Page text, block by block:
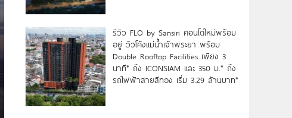
รีวิว FLO by Sansiri คอนโดใหม่พร้อม
อยู่ วิวโค้งแม่น้ำเจ้าพระยา พร้อม
Double Rooftop Facilities เพียง 3
นาที* ถึง ICONSIAM และ 350 ม.* ถึง
รถไฟฟ้าสายสีทอง เริ่ม 3.29 ล้านบาท*